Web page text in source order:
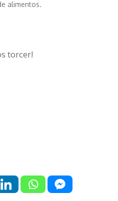
alimentos.
torcer!